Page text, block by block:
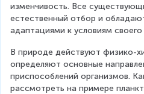
изменчивость. Все
естественный отбор и
адаптациями к условиям своего
В природе действуют физико-
определяют основные
приспособлений организмов.
рассмотреть на примере